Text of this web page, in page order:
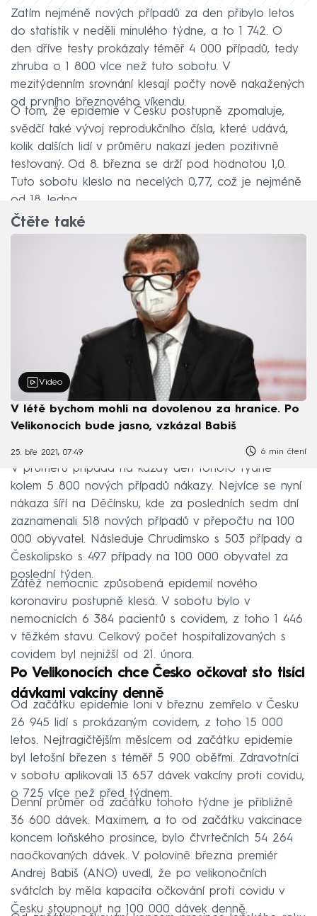
Zatím nejméně nových případů za den přibylo letos
do statistik v neděli minulého týdne, a to 1 742. O
den dříve testy prokázaly téměř 4 000 případů, tedy
zhruba o 1 800 více než tuto sobotu. V
mezitýdenním srovnání klesají počty nově nakažených
od prvního březnového víkendu.
O tom, že epidemie v Česku postupně zpomaluje,
svědčí také vývoj reprodukčního čísla, které udává,
kolik dalších lidí v průměru nakazí jeden pozitivně
testovaný. Od 8. března se drží pod hodnotou 1,0.
Tuto sobotu kleslo na necelých 0,77, což je nejméně
od 18. ledna.
Čtěte také
Video
V létě bychom mohli na dovolenou za hranice. Po
Velikonocích bude jasno, vzkázal Babiš
25. bře 2021, 07:49 6 min čtení
V průměru připadá na každý den tohoto týdne
kolem 5 800 nových případů nákazy. Nejvíce se nyní
nákaza šíří na Děčínsku, kde za posledních sedm dní
zaznamenali 518 nových případů v přepočtu na 100
000 obyvatel. Následuje Chrudimsko s 503 případy a
Českolipsko s 497 případy na 100 000 obyvatel za
poslední týden.
Zátěž nemocnic způsobená epidemií nového
koronaviru postupně klesá. V sobotu bylo v
nemocnicích 6 384 pacientů s covidem, z toho 1 446
v těžkém stavu. Celkový počet hospitalizovaných s
covidem byl nejnižší od 21. února.
Po Velikonocích chce Česko očkovat sto tisíci
dávkami vakcíny denně
Od začátku epidemie loni v březnu zemřelo v Česku
26 945 lidí s prokázaným covidem, z toho 15 000
letos. Nejtragičtějším měsícem od začátku epidemie
byl letošní březen s téměř 5 900 oběťmi. Zdravotníci
v sobotu aplikovali 13 657 dávek vakcíny proti covidu,
o 725 více než před týdnem.
Denní průměr od začátku tohoto týdne je přibližně
36 600 dávek. Maximem, a to od začátku vakcinace
koncem loňského prosince, bylo čtvrtečních 54 264
naočkovaných dávek. V polovině března premiér
Andrej Babiš (ANO) uvedl, že po velikonočních
svátcích by měla kapacita očkování proti covidu v
Česku stoupnout na 100 000 dávek denně.